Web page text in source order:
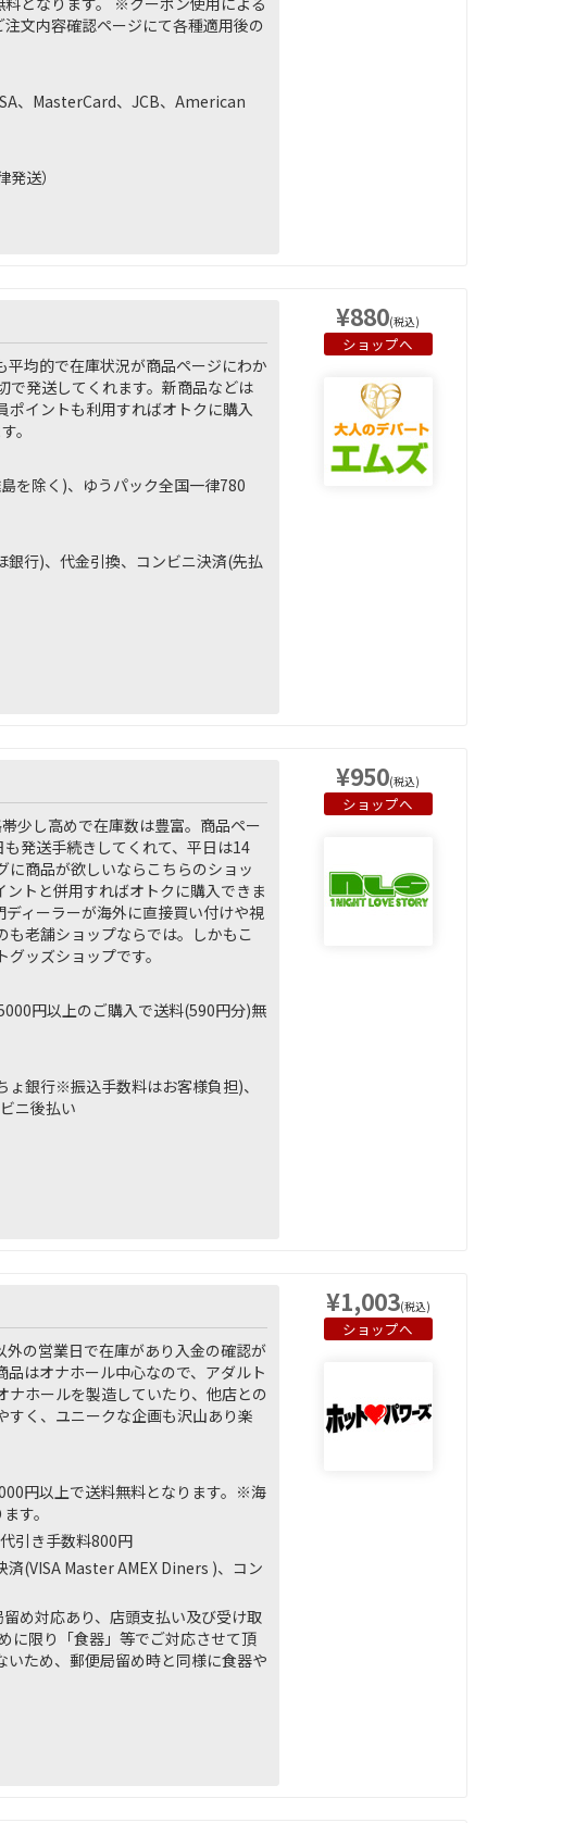
文内容確認ページにて各種適用後の
、MasterCard、JCB、American
送）
均的で在庫状況が商品ページにわか
で発送してくれます。新商品などは
イントも利用すればオトクに購入
。
を除く)、ゆうパック全国一律780
行)、代金引換、コンビニ決済(先払
¥880(税込)
ショップへ
少し高めで在庫数は豊富。商品ペー
発送手続きしてくれて、平日は14
商品が欲しいならこちらのショッ
トと併用すればオトクに購入できま
ィーラーが海外に直接買い付けや視
老舗ショップならでは。しかもこ
ッズショップです。
円以上のご購入で送料(590円分)無
銀行※振込手数料はお客様負担)、
ニ後払い
¥950(税込)
ショップへ
の営業日で在庫があり入金の確認が
はオナホール中心なので、アダルト
ホールを製造していたり、他店との
すく、ユニークな企画も沢山あり楽
円以上で送料無料となります。※海
す。
引き手数料800円
(VISA Master AMEX Diners )、コン
め対応あり、店頭支払い及び受け取
に限り「食器」等でご対応させて頂
ため、郵便局留め時と同様に食器や
¥1,003(税込)
ショップへ